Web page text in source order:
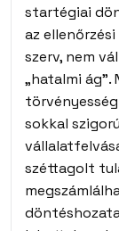
startégiai
az
szerv, nem
„hatalmi
sokkal
széttagolt